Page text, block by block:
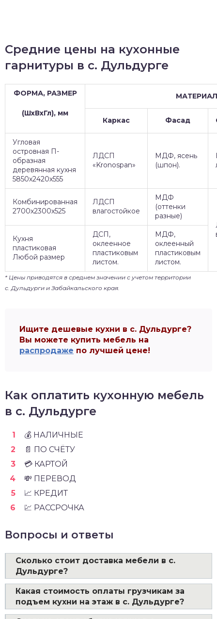
Средние цены на кухонные
гарнитуры в с. Дульдурге
ФОРМА, РАЗМЕР
(ШхВхГл), мм
Каркас Фасад
Угловая
островная П-
образная
деревянная кухня
5850х2420х555
ЛДСП
«Kronospan»
МДФ, ясень
(шпон).
Комбинированная
2700х2300х525
ЛДСП
влагостойкое
МДФ
(оттенки
разные)
Кухня
пластиковая
Любой размер
ДСП,
оклеенное
пластиковым
листом.
МДФ,
оклеенный
пластиковым
листом.
* Цены приводятся в среднем значении с учетом территории
с. Дульдурги и Забайкальского края.
Ищите дешевые кухни в с. Дульдурге?
Вы можете купить мебель на
распродаже по лучшей цене!
Как оплатить кухонную мебель
в с. Дульдурге
💰 НАЛИЧНЫЕ
📄 ПО СЧЁТУ
💳 КАРТОЙ
💸 ПЕРЕВОД
📈 КРЕДИТ
💹 РАССРОЧКА
Вопросы и ответы
Сколько стоит доставка мебели в с.
Дульдурге?
Какая стоимость оплаты грузчикам за
подъем кухни на этаж в с. Дульдурге?